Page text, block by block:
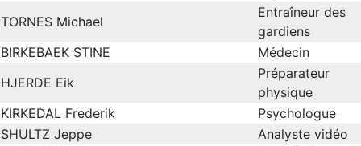
TORNES Michael
Entraîneur des
gardiens
BIRKEBAEK STINE
Médecin
HJERDE Eik
Préparateur
physique
KIRKEDAL Frederik
Psychologue
SHULTZ Jeppe
Analyste vidéo